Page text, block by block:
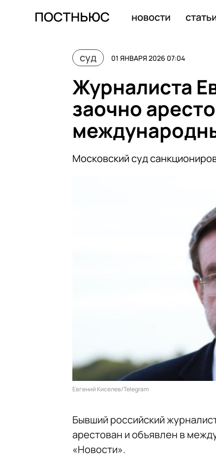
новости
суд 01 ЯНВАРЯ 2026 07:04
Журналиста
заочно
Московский суд
Евгений Киселев/Telegram
Бывший российский
арестован и объявлен в
«Новости».